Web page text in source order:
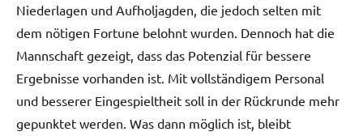
Niederlagen und Aufholjagden, die jedoch selten mit
dem nötigen Fortune belohnt wurden. Dennoch hat die
Mannschaft gezeigt, dass das Potenzial für bessere
Ergebnisse vorhanden ist. Mit vollständigem Personal
und besserer Eingespieltheit soll in der Rückrunde mehr
gepunktet werden. Was dann möglich ist, bleibt